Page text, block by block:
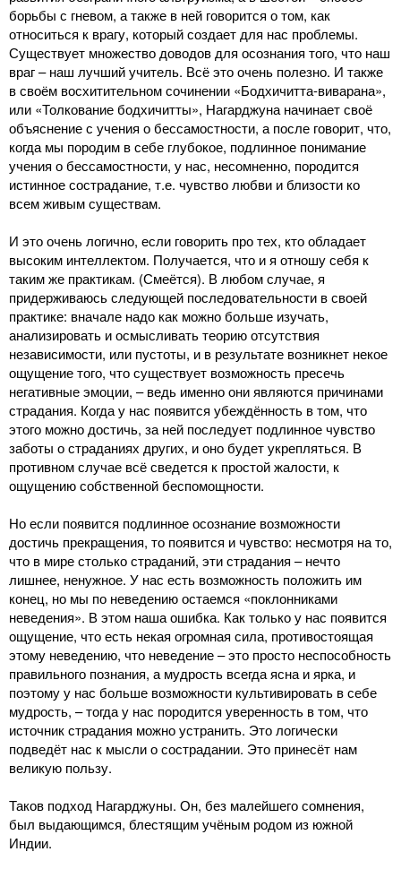
борьбы с гневом, а также в ней говорится о том, как
относиться к врагу, который создает для нас проблемы.
Существует множество доводов для осознания того, что наш
враг – наш лучший учитель. Всё это очень полезно. И также
в своём восхитительном сочинении «Бодхичитта-виварана»,
или «Толкование бодхичитты», Нагарджуна начинает своё
объяснение с учения о бессамостности, а после говорит, что,
когда мы породим в себе глубокое, подлинное понимание
учения о бессамостности, у нас, несомненно, породится
истинное сострадание, т.е. чувство любви и близости ко
всем живым существам.
И это очень логично, если говорить про тех, кто обладает
высоким интеллектом. Получается, что и я отношу себя к
таким же практикам. (Смеётся). В любом случае, я
придерживаюсь следующей последовательности в своей
практике: вначале надо как можно больше изучать,
анализировать и осмысливать теорию отсутствия
независимости, или пустоты, и в результате возникнет некое
ощущение того, что существует возможность пресечь
негативные эмоции, – ведь именно они являются причинами
страдания. Когда у нас появится убеждённость в том, что
этого можно достичь, за ней последует подлинное чувство
заботы о страданиях других, и оно будет укрепляться. В
противном случае всё сведется к простой жалости, к
ощущению собственной беспомощности.
Но если появится подлинное осознание возможности
достичь прекращения, то появится и чувство: несмотря на то,
что в мире столько страданий, эти страдания – нечто
лишнее, ненужное. У нас есть возможность положить им
конец, но мы по неведению остаемся «поклонниками
неведения». В этом наша ошибка. Как только у нас появится
ощущение, что есть некая огромная сила, противостоящая
этому неведению, что неведение – это просто неспособность
правильного познания, а мудрость всегда ясна и ярка, и
поэтому у нас больше возможности культивировать в себе
мудрость, – тогда у нас породится уверенность в том, что
источник страдания можно устранить. Это логически
подведёт нас к мысли о сострадании. Это принесёт нам
великую пользу.
Таков подход Нагарджуны. Он, без малейшего сомнения,
был выдающимся, блестящим учёным родом из южной
Индии.